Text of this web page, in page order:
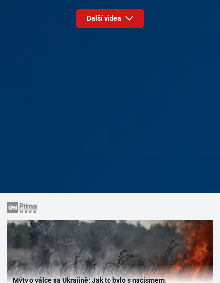
Další videa
Mýty o válce na Ukrajině: Jak to bylo s nacismem,